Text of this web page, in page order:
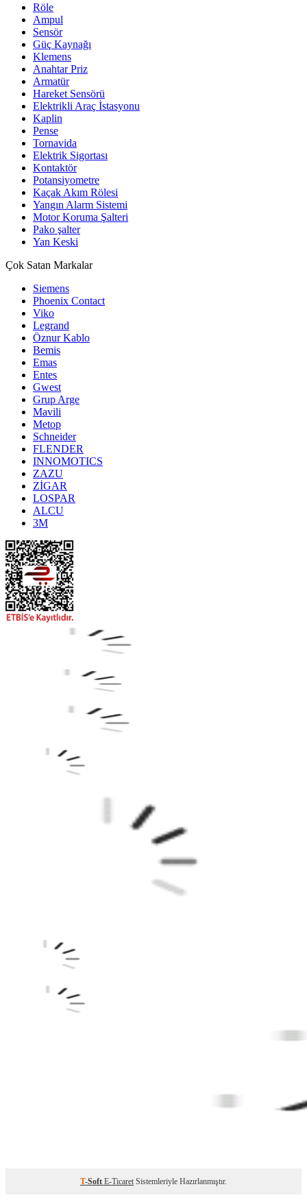
Röle
Ampul
Sensör
Güç Kaynağı
Klemens
Anahtar Priz
Armatür
Hareket Sensörü
Elektrikli Araç İstasyonu
Kaplin
Pense
Tornavida
Elektrik Sigortası
Kontaktör
Potansiyometre
Kaçak Akım Rölesi
Yangın Alarm Sistemi
Motor Koruma Şalteri
Pako şalter
Yan Keski
Çok Satan Markalar
Siemens
Phoenix Contact
Viko
Legrand
Öznur Kablo
Bemis
Emas
Entes
Gwest
Grup Arge
Mavili
Metop
Schneider
FLENDER
INNOMOTICS
ZAZU
ZİGAR
LOSPAR
ALCU
3M
T-Soft E-Ticaret Sistemleriyle Hazırlanmıştır.